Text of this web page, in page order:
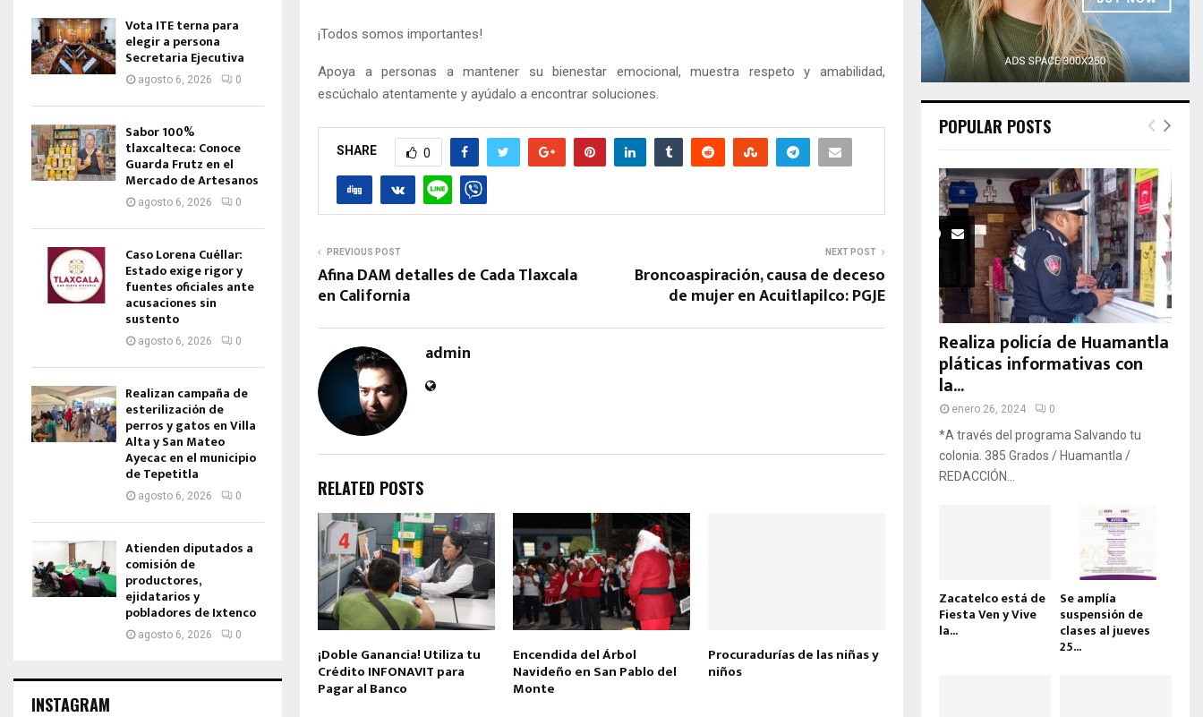
¡Todos somos importantes!
Apoya a personas a mantener su bienestar emocional, muestra respeto y amabilidad,
escúchalo atentamente y ayúdalo a encontrar soluciones.
SHARE 0
PREVIOUS POST
Afina DAM detalles de Cada Tlaxcala
en California
NEXT POST
Broncoaspiración, causa de deceso
de mujer en Acuitlapilco: PGJE
admin
RELATED POSTS
¡Doble Ganancia! Utiliza tu
Crédito INFONAVIT para
Pagar al Banco
Encendida del Árbol
Navideño en San Pablo del
Monte
Procuradurías de las niñas y
niños
Vota ITE terna para
elegir a persona
Secretaria Ejecutiva
agosto 6, 2026 0
Sabor 100%
tlaxcalteca: Conoce
Guarda Frutz en el
Mercado de Artesanos
agosto 6, 2026 0
Caso Lorena Cuéllar:
Estado exige rigor y
fuentes oficiales ante
acusaciones sin
sustento
agosto 6, 2026 0
Realizan campaña de
esterilización de
perros y gatos en Villa
Alta y San Mateo
Ayecac en el municipio
de Tepetitla
agosto 6, 2026 0
Atienden diputados a
comisión de
productores,
ejidatarios y
pobladores de Ixtenco
agosto 6, 2026 0
INSTAGRAM
POPULAR POSTS
Realiza policía de Huamantla
pláticas informativas con
la...
enero 26, 2024 0
*A través del programa Salvando tu
colonia. 385 Grados / Huamantla /
REDACCIÓN...
Zacatelco está de
Fiesta Ven y Vive
la...
Se amplía
suspensión de
clases al jueves
25...